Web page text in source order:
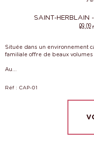
SAINT-
83,02
Située dans un environnement
familiale offre de beaux
Au...
Réf : CAP-01